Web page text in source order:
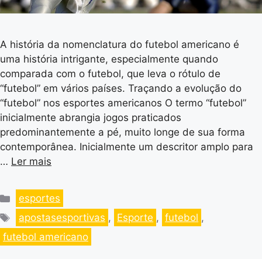
A história da nomenclatura do futebol americano é
uma história intrigante, especialmente quando
comparada com o futebol, que leva o rótulo de
“futebol” em vários países. Traçando a evolução do
“futebol” nos esportes americanos O termo “futebol”
inicialmente abrangia jogos praticados
predominantemente a pé, muito longe de sua forma
contemporânea. Inicialmente um descritor amplo para
… Ler mais
esportes
apostasesportivas , Esporte , futebol ,
futebol americano